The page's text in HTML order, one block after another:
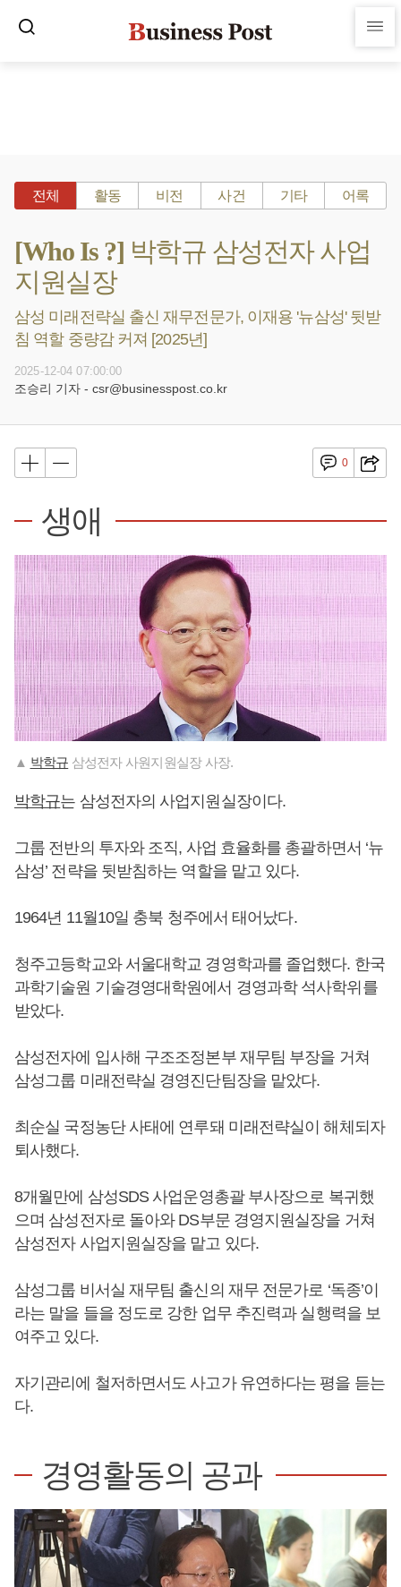
전체 활동 비전 사건 기타 어록
[Who Is ?] 박학규 삼성전자 사업
지원실장
삼성 미래전략실 출신 재무전문가, 이재용 '뉴삼성' 뒷받
침 역할 중량감 커져 [2025년]
2025-12-04 07:00:00
조승리 기자 - csr@businesspost.co.kr
0
생애
▲ 박학규 삼성전자 사원지원실장 사장.
박학규는 삼성전자의 사업지원실장이다.
그룹 전반의 투자와 조직, 사업 효율화를 총괄하면서 ‘뉴
삼성’ 전략을 뒷받침하는 역할을 맡고 있다.
1964년 11월10일 충북 청주에서 태어났다.
청주고등학교와 서울대학교 경영학과를 졸업했다. 한국
과학기술원 기술경영대학원에서 경영과학 석사학위를
받았다.
삼성전자에 입사해 구조조정본부 재무팀 부장을 거쳐
삼성그룹 미래전략실 경영진단팀장을 맡았다.
최순실 국정농단 사태에 연루돼 미래전략실이 해체되자
퇴사했다.
8개월만에 삼성SDS 사업운영총괄 부사장으로 복귀했
으며 삼성전자로 돌아와 DS부문 경영지원실장을 거쳐
삼성전자 사업지원실장을 맡고 있다.
삼성그룹 비서실 재무팀 출신의 재무 전문가로 ‘독종’이
라는 말을 들을 정도로 강한 업무 추진력과 실행력을 보
여주고 있다.
자기관리에 철저하면서도 사고가 유연하다는 평을 듣는
다.
경영활동의 공과